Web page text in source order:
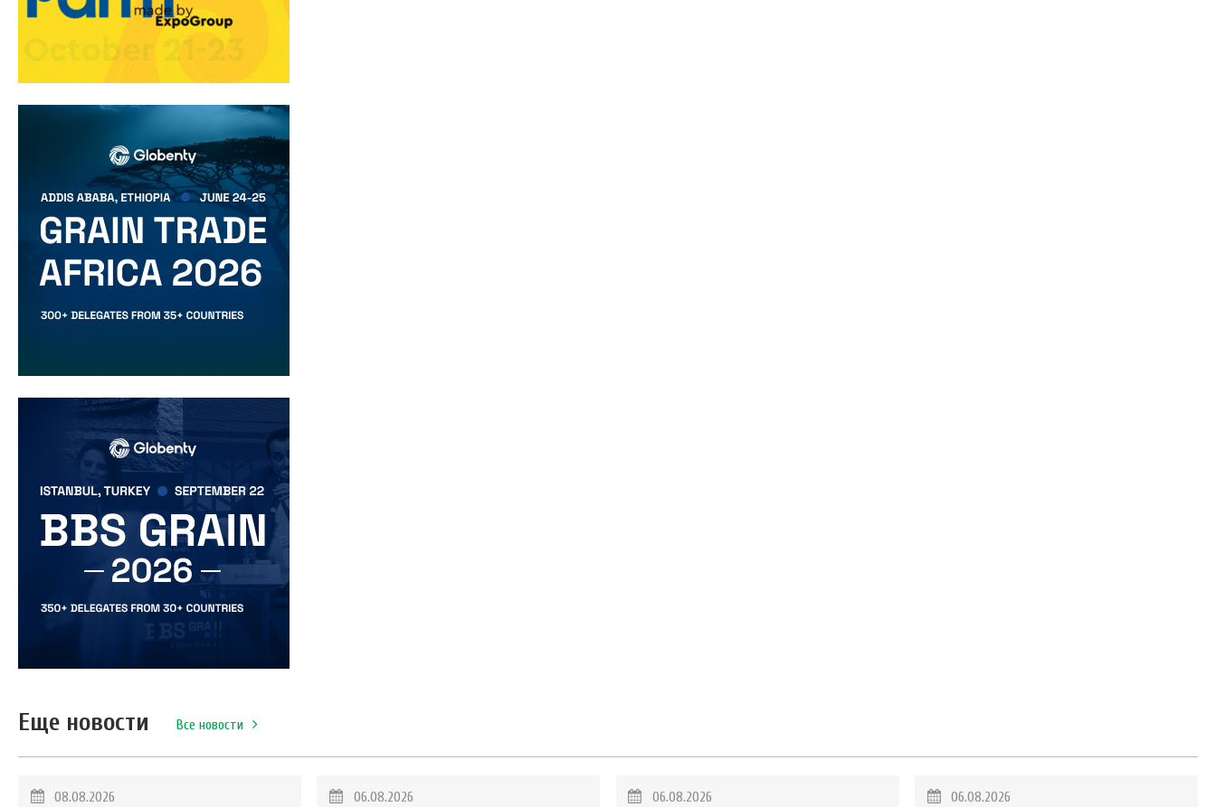
Еще новости Все новости
08.08.2026 06.08.2026 06.08.2026 06.08.2026